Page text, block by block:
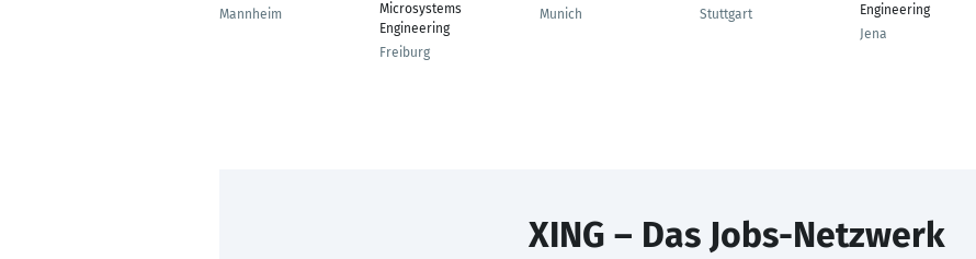
Mannheim
Microsystems
Engineering
Freiburg
Munich
Stuttgart
Engineering
Jena
XING – Das Jobs-Netzwerk